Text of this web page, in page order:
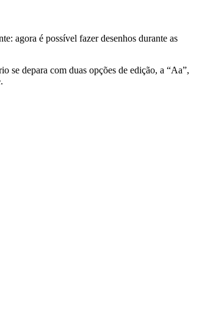
agora é possível fazer desenhos durante as
se depara com duas opções de edição, a “Aa”,